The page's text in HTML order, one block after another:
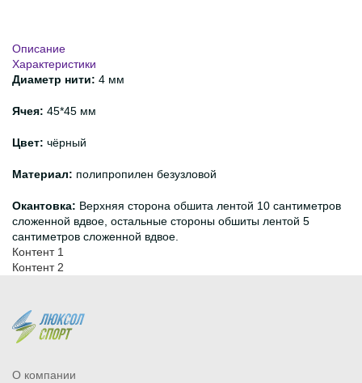
Описание
Характеристики
Диаметр нити: 4 мм
Ячея: 45*45 мм
Цвет: чёрный
Материал: полипропилен безузловой
Окантовка: Верхняя сторона обшита лентой 10 сантиметров
сложенной вдвое, остальные стороны обшиты лентой 5
сантиметров сложенной вдвое.
Контент 1
Контент 2
О компании